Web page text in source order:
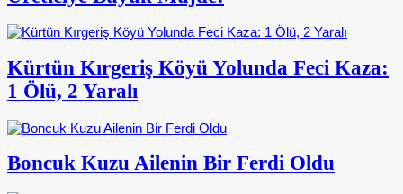
Kürtün Kırgeriş Köyü Yolunda Feci Kaza:
1 Ölü, 2 Yaralı
Boncuk Kuzu Ailenin Bir Ferdi Oldu